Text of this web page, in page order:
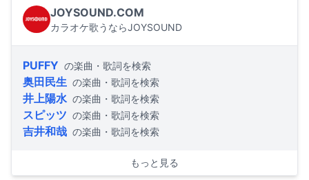
JOYSOUND.COM
カラオケ歌うならJOYSOUND
PUFFY の楽曲・歌詞を検索
奥田民生 の楽曲・歌詞を検索
井上陽水 の楽曲・歌詞を検索
スピッツ の楽曲・歌詞を検索
吉井和哉 の楽曲・歌詞を検索
もっと見る